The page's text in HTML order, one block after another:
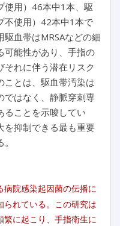
使用）46本中1本、駆
不使用）42本中1本で
血帯はMRSAなどの細
可能性があり、手指の
それに伴う潜在リスク
ことは、駆血帯汚染は
ではなく、静脈穿刺専
ることを示唆してい
を抑制できる最も重要
院感染起因菌の伝播に
れている。この研究は
に起こり、手指衛生に